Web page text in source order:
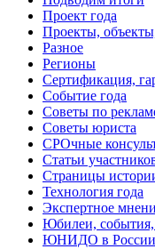
Проект года
Проекты,
Разное
Регионы
Сертификация,
Событие года
Советы по
Советы юриста
СРОчные
Статьи
Страницы
Технология года
Экспертное
Юбилеи,
ЮНИДО в России